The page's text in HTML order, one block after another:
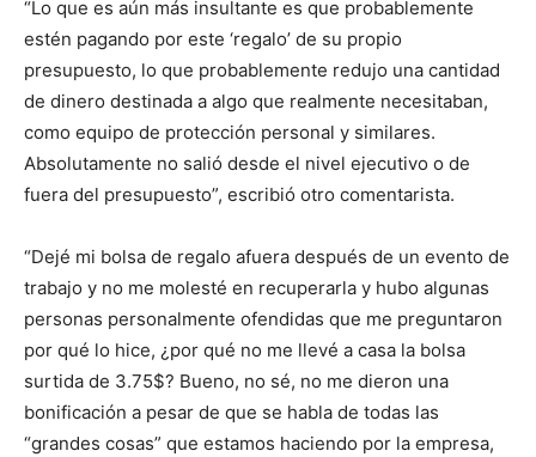
“Lo que es aún más insultante es que probablemente
estén pagando por este ‘regalo’ de su propio
presupuesto, lo que probablemente redujo una cantidad
de dinero destinada a algo que realmente necesitaban,
como equipo de protección personal y similares.
Absolutamente no salió desde el nivel ejecutivo o de
fuera del presupuesto”, escribió otro comentarista.
“Dejé mi bolsa de regalo afuera después de un evento de
trabajo y no me molesté en recuperarla y hubo algunas
personas personalmente ofendidas que me preguntaron
por qué lo hice, ¿por qué no me llevé a casa la bolsa
surtida de 3.75$? Bueno, no sé, no me dieron una
bonificación a pesar de que se habla de todas las
“grandes cosas” que estamos haciendo por la empresa,